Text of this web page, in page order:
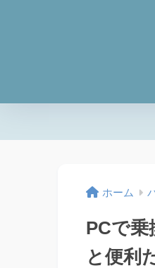
ホーム
PCで
と便利